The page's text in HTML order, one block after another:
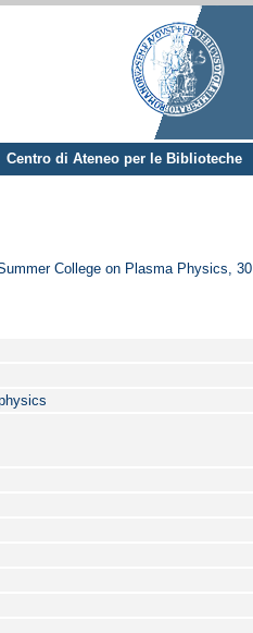
Centro di Ateneo per le Biblioteche
College on Plasma Physics, 30